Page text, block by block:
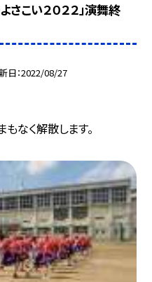
こい２０２２」演舞終
日 2022/08/27
なく解散します。